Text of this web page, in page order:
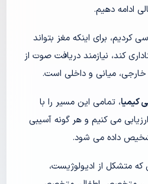
ادامه دهیم.
کردیم، برای اینکه مغز بتواند
کند، نیازمند دریافت صوت از
میانی و داخلی است.
کیمیا، تمامی این مسیر را با
ارزیابی می کنیم و هر گونه آسیبی
داده می شود.
متشکل از ادیولوژیست،